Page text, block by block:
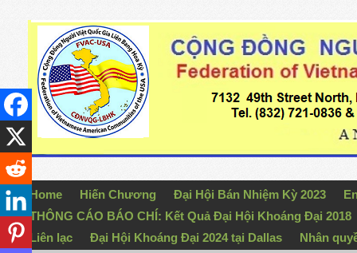
Home Hiến Chương Đại Hội Bán Nhiệm Kỳ 2023
THÔNG CÁO BÁO CHÍ: Kết Quả Đại Hội Khoáng Đại 2018
Liên lạc
Đại Hội Khoáng Đại 2024 tại Dallas Nhân